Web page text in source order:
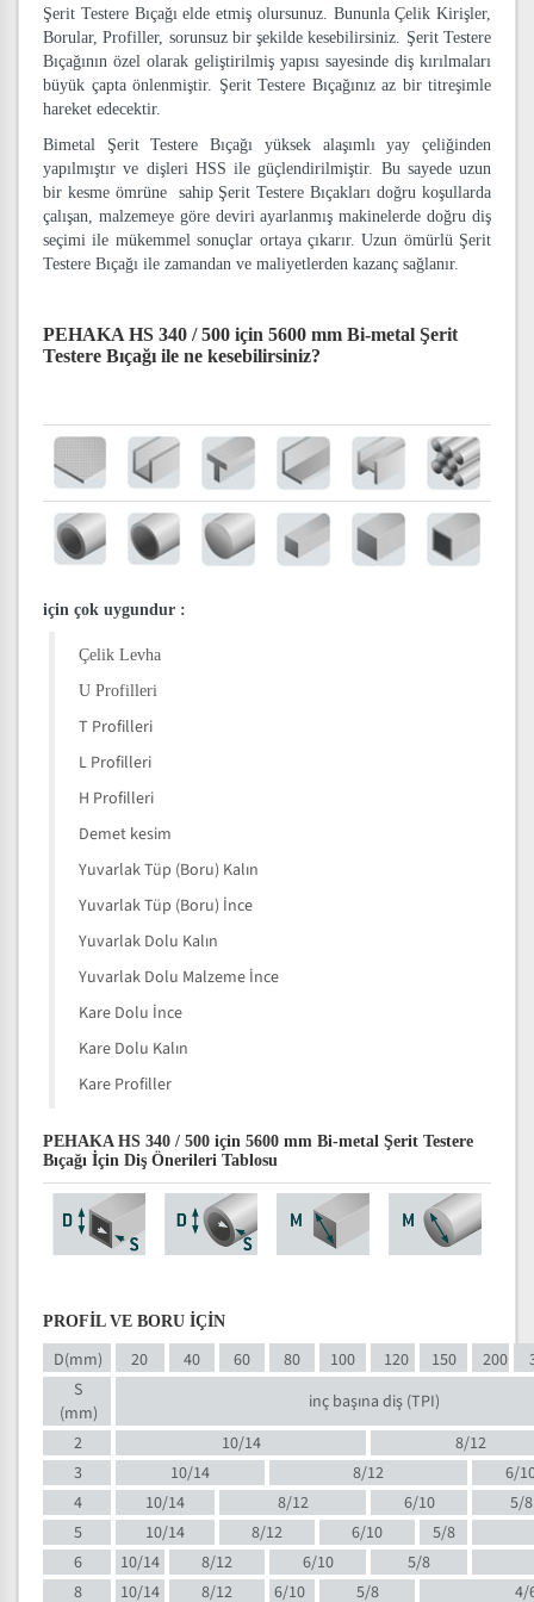
Şerit Testere Bıçağı elde etmiş olursunuz. Bununla Çelik Kirişler,
Borular, Profiller, sorunsuz bir şekilde kesebilirsiniz. Şerit Testere
Bıçağının özel olarak geliştirilmiş yapısı sayesinde diş kırılmaları
büyük çapta önlenmiştir. Şerit Testere Bıçağınız az bir titreşimle
hareket edecektir.
Bimetal Şerit Testere Bıçağı yüksek alaşımlı yay çeliğinden
yapılmıştır ve dişleri HSS ile güçlendirilmiştir. Bu sayede uzun
bir kesme ömrüne sahip Şerit Testere Bıçakları doğru koşullarda
çalışan, malzemeye göre deviri ayarlanmış makinelerde doğru diş
seçimi ile mükemmel sonuçlar ortaya çıkarır. Uzun ömürlü Şerit
Testere Bıçağı ile zamandan ve maliyetlerden kazanç sağlanır.
PEHAKA HS 340 / 500 için 5600 mm Bi-metal Şerit
Testere Bıçağı ile ne kesebilirsiniz?
için çok uygundur :
Çelik Levha
U Profilleri
T Profilleri
L Profilleri
H Profilleri
Demet kesim
Yuvarlak Tüp (Boru) Kalın
Yuvarlak Tüp (Boru) İnce
Yuvarlak Dolu Kalın
Yuvarlak Dolu Malzeme İnce
Kare Dolu İnce
Kare Dolu Kalın
Kare Profiller
PEHAKA HS 340 / 500 için 5600 mm Bi-metal Şerit Testere
Bıçağı İçin Diş Önerileri Tablosu
PROFİL VE BORU İÇİN
D(mm) 20 40 60 80 100 120 150 200
S
(mm)
inç başına diş (TPI)
2
10/14
8/12
3
10/14 8/12
6/
4
10/14 8/12 6/10
5/8
5
10/14 8/12 6/10
5/8
6
10/14 8/12 6/10
5/8
8
10/14 8/12 6/10 5/8
4/